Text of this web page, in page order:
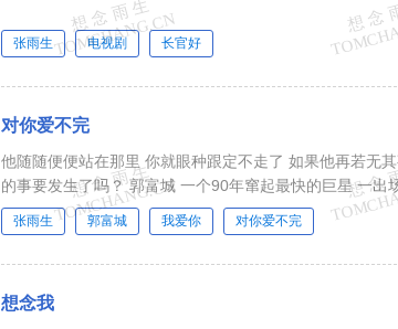
张雨生 电视剧 长官好
对你爱不完
他随随便便站在那里 你就眼种跟定不走了 如果他再若无
的事要发生了吗？ 郭富城 一个90年窜起最快的巨星
张雨生 郭富城 我爱你 对你爱不完
想念我